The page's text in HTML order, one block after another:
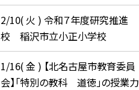
2/10( 火 ) 令和７年度研究推進
校 稲沢市立小正小学校
1/16( 金 ) 【北名古屋市教育委員
会】「特別の教科 道徳」の授業力